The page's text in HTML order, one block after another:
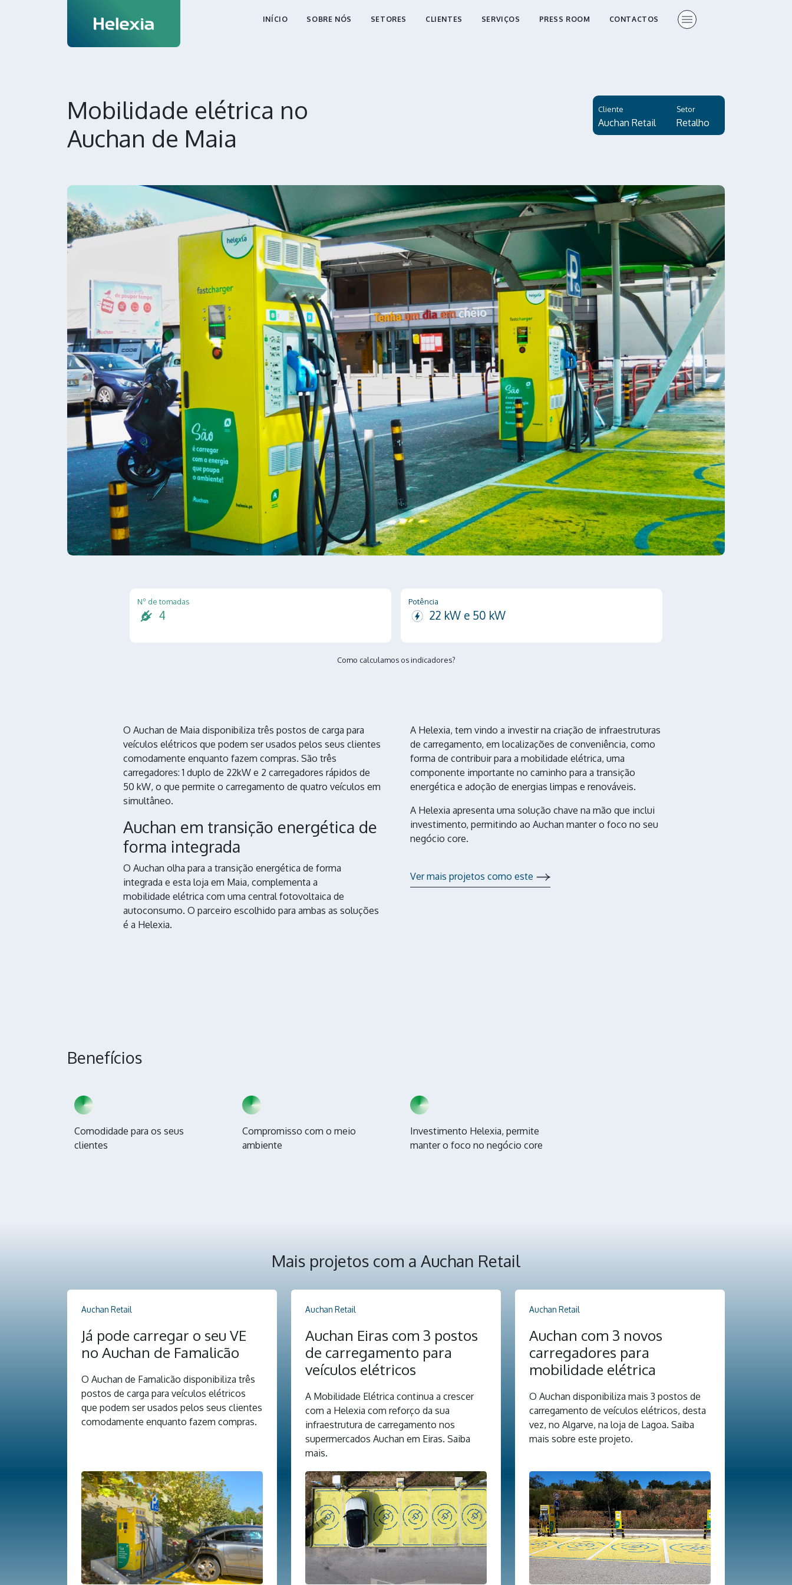
INÍCIO SOBRE NÓS SETORES CLIENTES SERVIÇOS PRESS ROOM CONTACTOS
Mobilidade elétrica no
Auchan de Maia
Cliente
Auchan Retail
Setor
Retalho
Nº de tomadas
4
Potência
22 kW e 50 kW
Como calculamos os indicadores?
O Auchan de Maia disponibiliza três postos de carga para
veículos elétricos que podem ser usados pelos seus clientes
comodamente enquanto fazem compras. São três
carregadores: 1 duplo de 22kW e 2 carregadores rápidos de
50 kW, o que permite o carregamento de quatro veículos em
simultâneo.
Auchan em transição energética de
forma integrada
O Auchan olha para a transição energética de forma
integrada e esta loja em Maia, complementa a
mobilidade elétrica com uma central fotovoltaica de
autoconsumo. O parceiro escolhido para ambas as soluções
é a Helexia.
A Helexia, tem vindo a investir na criação de infraestruturas
de carregamento, em localizações de conveniência, como
forma de contribuir para a mobilidade elétrica, uma
componente importante no caminho para a transição
energética e adoção de energias limpas e renováveis.
A Helexia apresenta uma solução chave na mão que inclui
investimento, permitindo ao Auchan manter o foco no seu
negócio core.
Ver mais projetos como este
Benefícios
Comodidade para os seus
clientes
Compromisso com o meio
ambiente
Investimento Helexia, permite
manter o foco no negócio core
Mais projetos com a Auchan Retail
Auchan Retail
Já pode carregar o seu VE
no Auchan de Famalicão
O Auchan de Famalicão disponibiliza três
postos de carga para veículos elétricos
que podem ser usados pelos seus clientes
comodamente enquanto fazem compras.
Auchan Retail
Auchan Eiras com 3 postos
de carregamento para
veículos elétricos
A Mobilidade Elétrica continua a crescer
com a Helexia com reforço da sua
infraestrutura de carregamento nos
supermercados Auchan em Eiras. Saiba
mais.
Auchan Retail
Auchan com 3 novos
carregadores para
mobilidade elétrica
O Auchan disponibiliza mais 3 postos de
carregamento de veículos elétricos, desta
vez, no Algarve, na loja de Lagoa. Saiba
mais sobre este projeto.